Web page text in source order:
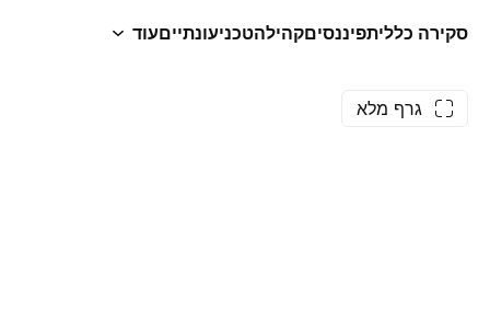
סקירה כלליתפיננסיםקהילהטכניעונתייםעוד
גרף מלא